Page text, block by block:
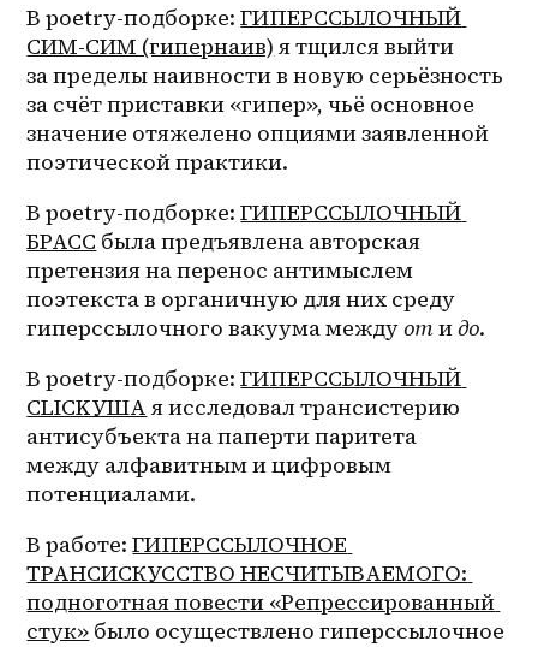
В poetry-подборке: ГИПЕРССЫЛОЧНЫЙ
СИМ-СИМ (гипернаив) я тщился выйти
за пределы наивности в новую серьёзность
за счёт приставки «гипер», чьё основное
значение отяжелено опциями заявленной
поэтической практики.
В poetry-подборке: ГИПЕРССЫЛОЧНЫЙ
БРАСС была предъявлена авторская
претензия на перенос антимыслем
поэтекста в органичную для них среду
гиперссылочного вакуума между от и до.
В poetry-подборке: ГИПЕРССЫЛОЧНЫЙ
CLICKУША я исследовал трансистерию
антисубъекта на паперти паритета
между алфавитным и цифровым
потенциалами.
В работе: ГИПЕРССЫЛОЧНОЕ
ТРАНСИСКУССТВО НЕСЧИТЫВАЕМОГО:
подноготная повести «Репрессированный
стук» было осуществлено гиперссылочное